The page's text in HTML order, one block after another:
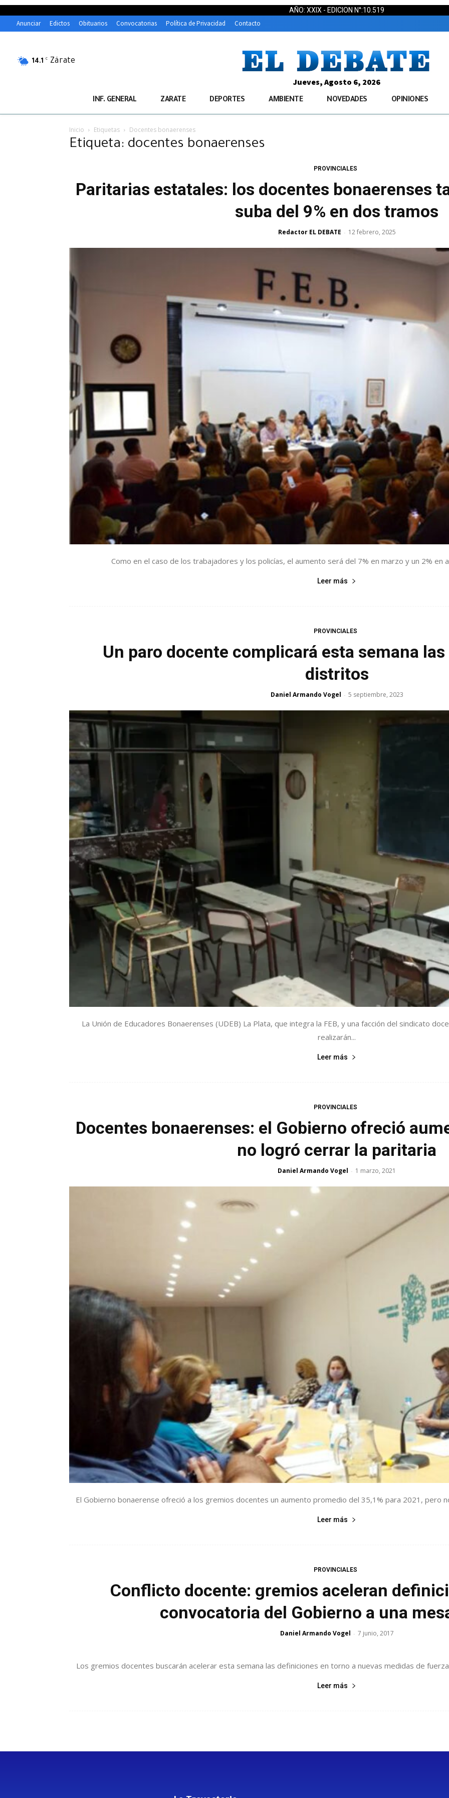
AÑO: XXIX - EDICION N°:10.519
Anunciar Edictos Obituarios Convocatorias Política de Privacidad Contacto
14.1 C Zárate
Jueves, Agosto 6, 2026
INF. GENERAL ZARATE DEPORTES AMBIENTE NOVEDADES OPINIONES
Inicio Etiquetas Docentes bonaerenses
Etiqueta: docentes bonaerenses
PROVINCIALES
Paritarias estatales: los docentes bonaerenses
suba del 9% en dos tramos
Redactor EL DEBATE - 12 febrero, 2025
Como en el caso de los trabajadores y los policías, el aumento será del 7% en marzo y un 2% en
Leer más
PROVINCIALES
Un paro docente complicará esta semana
distritos
Daniel Armando Vogel - 5 septiembre, 2023
La Unión de Educadores Bonaerenses (UDEB) La Plata, que integra la FEB, y una facción del sindicato
realizarán...
Leer más
PROVINCIALES
Docentes bonaerenses: el Gobierno ofreció
no logró cerrar la paritaria
Daniel Armando Vogel - 1 marzo, 2021
El Gobierno bonaerense ofreció a los gremios docentes un aumento promedio del 35,1% para 2021, pero
Leer más
PROVINCIALES
Conflicto docente: gremios aceleran
convocatoria del Gobierno a una
Daniel Armando Vogel - 7 junio, 2017
Los gremios docentes buscarán acelerar esta semana las definiciones en torno a nuevas medidas de
Leer más